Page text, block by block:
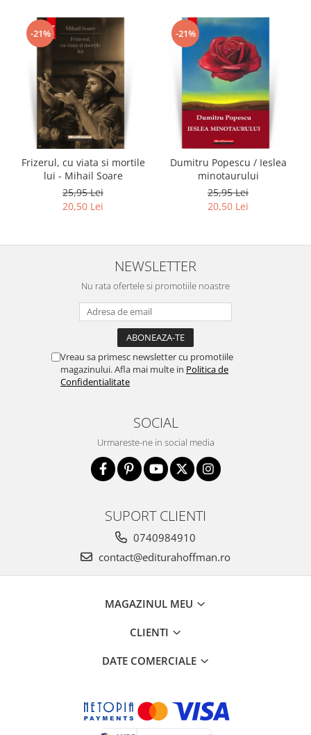
-21%
Frizerul, cu viata si mortile
lui - Mihail Soare
25,95 Lei
20,50 Lei
-21%
Dumitru Popescu / Ieslea
minotaurului
25,95 Lei
20,50 Lei
NEWSLETTER
Nu rata ofertele si promotiile noastre
Vreau sa primesc newsletter cu promotiile
magazinului. Afla mai multe in Politica de
Confidentialitate
SOCIAL
Urmareste-ne in social media
SUPORT CLIENTI
0740984910
contact@editurahoffman.ro
MAGAZINUL MEU
CLIENTI
DATE COMERCIALE